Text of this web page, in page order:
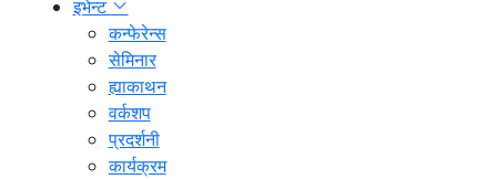
इभेन्ट
कन्फेरेन्स
सेमिनार
ह्याकाथन
वर्कशप
प्रदर्शनी
कार्यक्रम